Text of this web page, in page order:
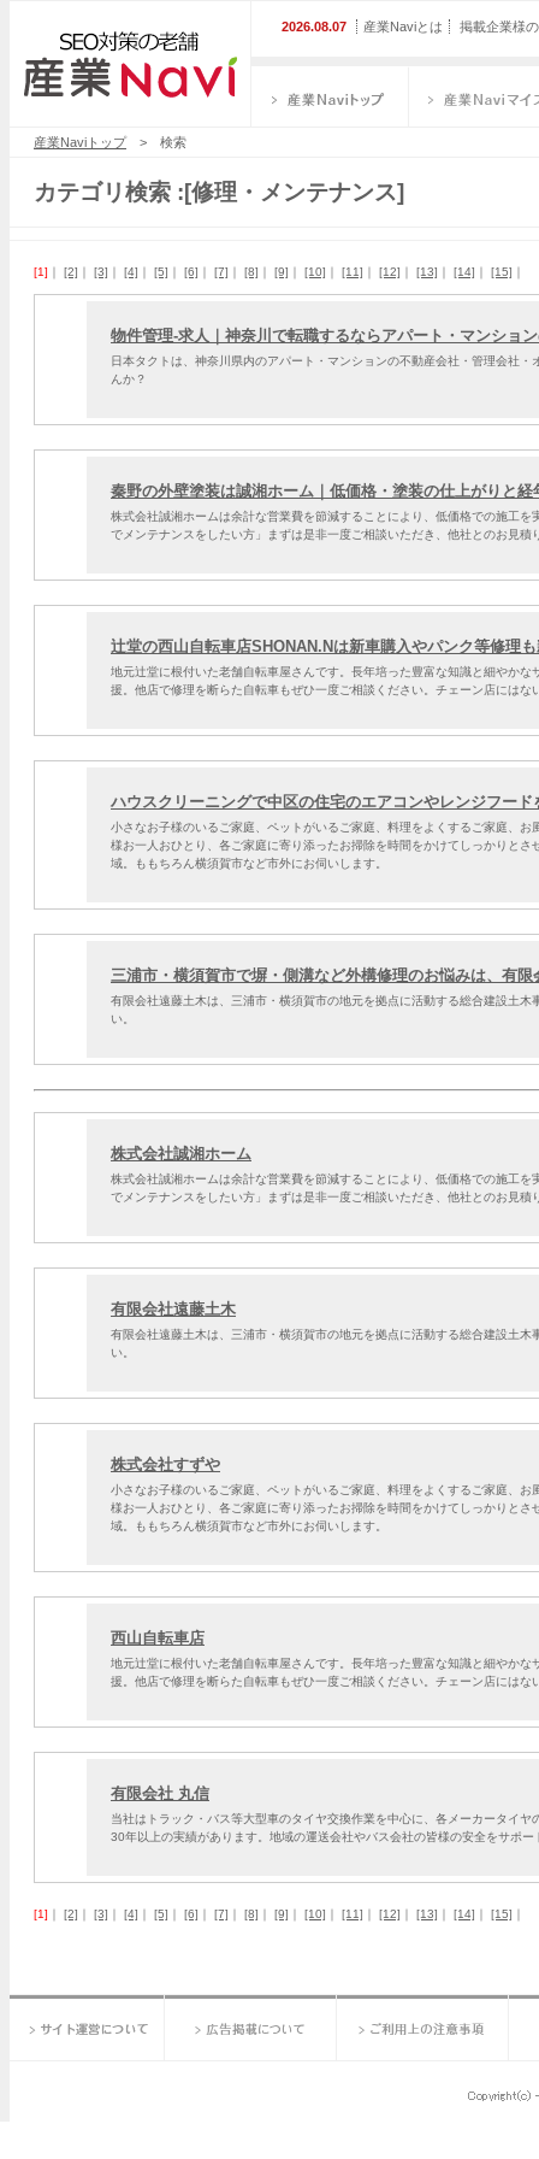
2026.08.07 産業Naviとは 掲載企業様
産業Naviトップ> 検索
カテゴリ検索 :[修理・メンテナンス]
[1] ｜ [2] ｜ [3] ｜ [4] ｜ [5] ｜ [6] ｜ [7] ｜ [8] ｜ [9] ｜ [10] ｜ [11] ｜ [12] ｜ [13] ｜ [14] ｜ [15] ｜
物件管理-求人｜神奈川で転職するならアパート・マンショ
日本タクトは、神奈川県内のアパート・マンションの不動産会社・管理会社
んか？
秦野の外壁塗装は誠湘ホーム｜低価格・塗装の仕上がりと経
株式会社誠湘ホームは余計な営業費を節減することにより、低価格での施工
でメンテナンスをしたい方」まずは是非一度ご相談いただき、他社とのお見積
辻堂の西山自転車店SHONAN.Nは新車購入やパンク等修理
地元辻堂に根付いた老舗自転車屋さんです。長年培った豊富な知識と細やか
援。他店で修理を断らた自転車もぜひ一度ご相談ください。チェーン店には
ハウスクリーニングで中区の住宅のエアコンやレンジフー
小さなお子様のいるご家庭、ペットがいるご家庭、料理をよくするご家庭、
様お一人おひとり、各ご家庭に寄り添ったお掃除を時間をかけてしっかりと
域。ももちろん横須賀市など市外にお伺いします。
三浦市・横須賀市で塀・側溝など外構修理のお悩みは、有
有限会社遠藤土木は、三浦市・横須賀市の地元を拠点に活動する総合建設土
い。
株式会社誠湘ホーム
株式会社誠湘ホームは余計な営業費を節減することにより、低価格での施工
でメンテナンスをしたい方」まずは是非一度ご相談いただき、他社とのお見積
有限会社遠藤土木
有限会社遠藤土木は、三浦市・横須賀市の地元を拠点に活動する総合建設土
い。
株式会社すずや
小さなお子様のいるご家庭、ペットがいるご家庭、料理をよくするご家庭、
様お一人おひとり、各ご家庭に寄り添ったお掃除を時間をかけてしっかりと
域。ももちろん横須賀市など市外にお伺いします。
西山自転車店
地元辻堂に根付いた老舗自転車屋さんです。長年培った豊富な知識と細やか
援。他店で修理を断らた自転車もぜひ一度ご相談ください。チェーン店には
有限会社 丸信
当社はトラック・バス等大型車のタイヤ交換作業を中心に、各メーカータイ
30年以上の実績があります。地域の運送会社やバス会社の皆様の安全をサポー
[1] ｜ [2] ｜ [3] ｜ [4] ｜ [5] ｜ [6] ｜ [7] ｜ [8] ｜ [9] ｜ [10] ｜ [11] ｜ [12] ｜ [13] ｜ [14] ｜ [15] ｜
サイト運営について 広告掲載について ご利用上の注意事項